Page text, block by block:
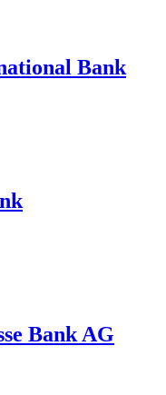
Bank
Bank AG